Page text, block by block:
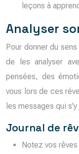
leçons à
Analyser
Pour donner du
de les analyser
pensées, des
vous lors de ces
les messages qui
Journal de
Notez vos